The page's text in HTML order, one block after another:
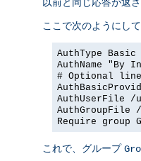
以前と同じ応答が返
ここで次のようにして
AuthType Basic
AuthName "By
# Optional
AuthUserFile /
AuthGroupFile
Require group
これで、グループ